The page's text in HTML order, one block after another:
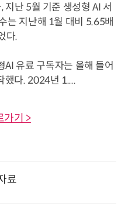
지난 5월 기준 생성형 AI 서
는 지난해 1월 대비 5.65배
다.
유료 구독자는 올해 들어
했다. 2024년 1....
가기 >
료